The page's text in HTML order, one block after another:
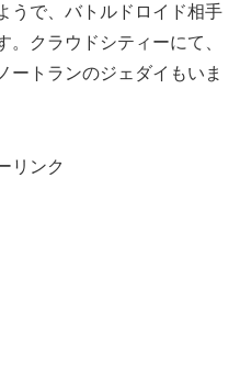
うで、バトルドロイド相手
クラウドシティーにて、
ートランのジェダイもいま
リンク